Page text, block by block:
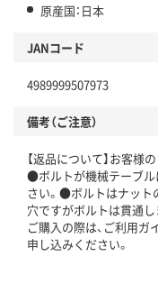
原産国：日本
JANコード
4989999507973
備考（ご注意）
【返品について】お客様
●ボルトが機械テーブル
さい。●ボルトはナッ
穴ですがボルトは貫通し
ご購入の際は、ご利用ガ
申し込みください。